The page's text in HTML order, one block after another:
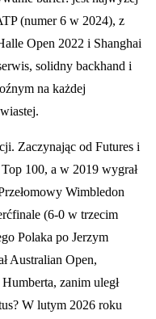
(numer 6 w 2024), z
Open 2022 i Shanghai
solidny backhand i
na każdej
Zaczynając od Futures i
100, a w 2019 wygrał
Wimbledon
(6-0 w trzecim
Polaka po Jerzym
Australian Open,
zanim uległ
W lutym 2026 roku